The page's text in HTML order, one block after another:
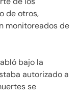
de otros,
monitoreados de
bajo la
autorizado a
se